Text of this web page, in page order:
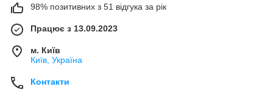
98% позитивних з 51 відгука за рік
Працює з 13.09.2023
м. Київ
Київ, Україна
Контакти